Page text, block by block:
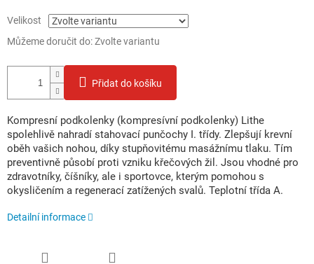
Velikost
Můžeme doručit do:Zvolte variantu
Přidat do košíku
Kompresní podkolenky (kompresívní podkolenky) Lithe
spolehlivě nahradí stahovací punčochy I. třídy. Zlepšují krevní
oběh vašich nohou, díky stupňovitému masážnímu tlaku. Tím
preventivně působí proti vzniku křečových žil. Jsou vhodné pro
zdravotníky, číšníky, ale i sportovce, kterým pomohou s
okysličením a regenerací zatížených svalů. Teplotní třída A.
Detailní informace